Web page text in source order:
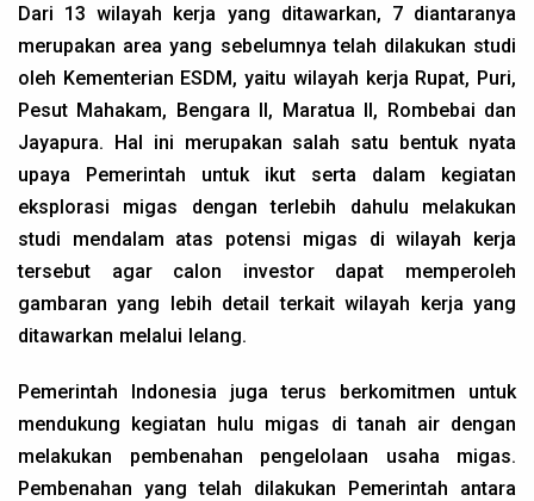
Dari 13 wilayah kerja yang ditawarkan, 7 diantaranya
merupakan area yang sebelumnya telah dilakukan studi
oleh Kementerian ESDM, yaitu wilayah kerja Rupat, Puri,
Pesut Mahakam, Bengara II, Maratua II, Rombebai dan
Jayapura. Hal ini merupakan salah satu bentuk nyata
upaya Pemerintah untuk ikut serta dalam kegiatan
eksplorasi migas dengan terlebih dahulu melakukan
studi mendalam atas potensi migas di wilayah kerja
tersebut agar calon investor dapat memperoleh
gambaran yang lebih detail terkait wilayah kerja yang
ditawarkan melalui lelang.
Pemerintah Indonesia juga terus berkomitmen untuk
mendukung kegiatan hulu migas di tanah air dengan
melakukan pembenahan pengelolaan usaha migas.
Pembenahan yang telah dilakukan Pemerintah antara